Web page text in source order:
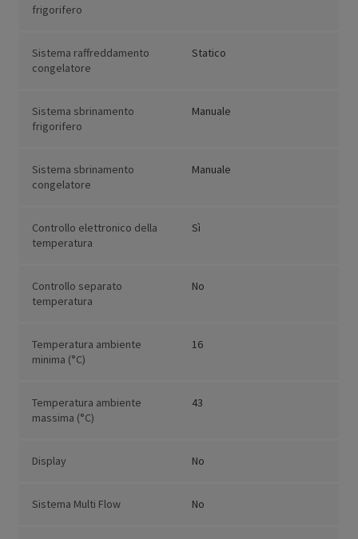
frigorifero
Sistema raffreddamento
congelatore
Statico
Sistema sbrinamento
frigorifero
Manuale
Sistema sbrinamento
congelatore
Manuale
Controllo elettronico della
temperatura
Sì
Controllo separato
temperatura
No
Temperatura ambiente
minima (°C)
16
Temperatura ambiente
massima (°C)
43
Display No
Sistema Multi Flow No